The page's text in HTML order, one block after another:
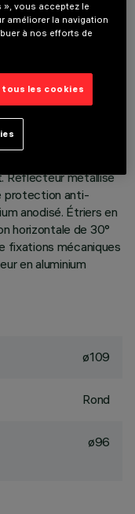
Réflecteur métallisé
protection anti-
anodisé. Étriers en
horizontale de 30°
fixations mécaniques
en aluminium
ø109
Rond
ø96
vous acceptez le
améliorer la navigation
à nos efforts de
les cookies